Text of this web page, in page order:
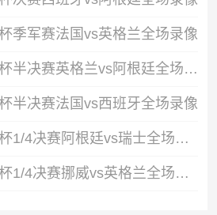
季军赛法国vs英格兰全场录像
07月16日世界杯半决赛英格兰vs阿根廷全场录像
半决赛法国vs西班牙全场录像
07月12日世界杯1/4决赛阿根廷vs瑞士全场录像
07月12日世界杯1/4决赛挪威vs英格兰全场录像